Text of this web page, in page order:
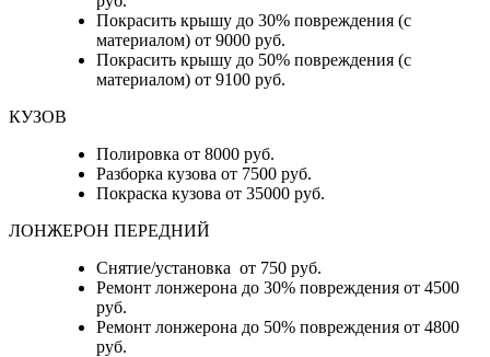
Покрасить крышу до 30% повреждения (с
материалом) от 9000 руб.
Покрасить крышу до 50% повреждения (с
материалом) от 9100 руб.
КУЗОВ
Полировка от 8000 руб.
Разборка кузова от 7500 руб.
Покраска кузова от 35000 руб.
ЛОНЖЕРОН ПЕРЕДНИЙ
Снятие/установка от 750 руб.
Ремонт лонжерона до 30% повреждения от 4500
руб.
Ремонт лонжерона до 50% повреждения от 4800
руб.